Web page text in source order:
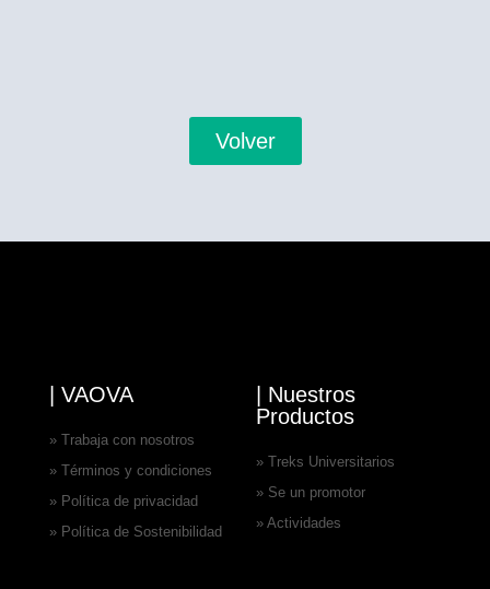
Volver
| VAOVA
» Trabaja con nosotros
» Términos y condiciones
» Política de privacidad
» Política de Sostenibilidad
| Nuestros
Productos
» Treks Universitarios
» Se un promotor
» Actividades